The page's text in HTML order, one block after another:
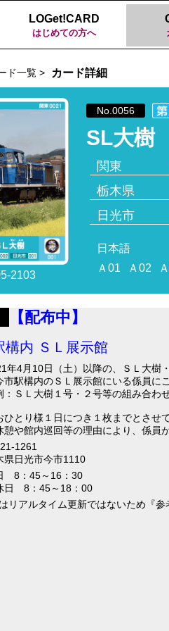
LOGet!CARD
はじめての方へ
ド一覧 > カード詳細
2103
No.0056
SL大樹
関東
栃木県
日光市
日本語
Ａ01
Ａ02
【配布中】
構内 ＳＬ展示館
年4月10日（土）以降の、ＳＬ大樹
市駅構内のＳＬ展示館にいる係員に
：ＳＬ大樹１号・２号等の組み合
とり様１日につき１枚までとさせ
や館内巡回等の理由により、係員
1261
県日光市今市1110
8：45～16：30
日 8：45～18：00
リアルタイム更新ではないため『